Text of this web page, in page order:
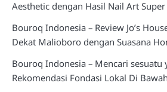
Aesthetic dengan Hasil Nail Art Super
Bouroq Indonesia – Review Jo’s
Dekat Malioboro dengan Suasana
Bouroq Indonesia – Mencari sesuatu
Rekomendasi Fondasi Lokal Di